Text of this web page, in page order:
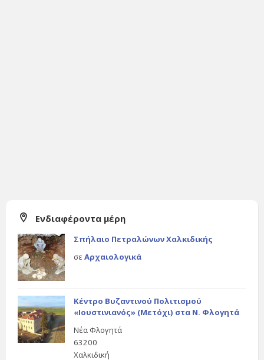
Ενδιαφέροντα μέρη
Σπήλαιο Πετραλώνων Χαλκιδικής
σε Αρχαιολογικά
Κέντρο Βυζαντινού Πολιτισμού
«Ιουστινιανός» (Μετόχι) στα Ν. Φλογητά
Νέα Φλογητά
63200
Χαλκιδική